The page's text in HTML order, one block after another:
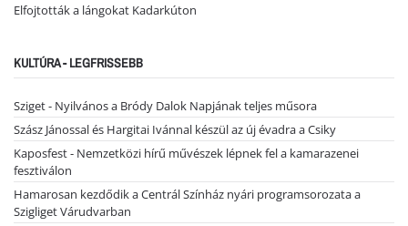
Elfojtották a lángokat Kadarkúton
KULTÚRA - LEGFRISSEBB
Sziget - Nyilvános a Bródy Dalok Napjának teljes műsora
Szász Jánossal és Hargitai Ivánnal készül az új évadra a Csiky
Kaposfest - Nemzetközi hírű művészek lépnek fel a kamarazenei
fesztiválon
Hamarosan kezdődik a Centrál Színház nyári programsorozata a
Szigliget Várudvarban